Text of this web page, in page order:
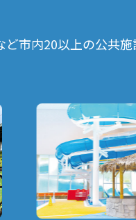
市内20以上の公共施